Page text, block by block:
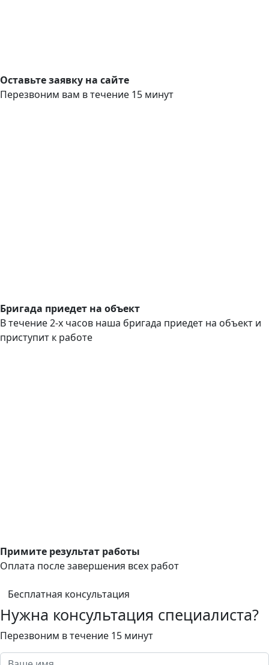
Оставьте заявку на сайте
Перезвоним вам в течение 15 минут
Бригада приедет на объект
В течение 2-х часов наша бригада приедет на объект и
приступит к работе
Примите результат работы
Оплата после завершения всех работ
Бесплатная консультация
Нужна консультация специалиста?
Перезвоним в течение 15 минут